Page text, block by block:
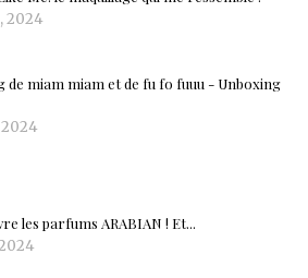
2024
de miam miam et de fu fo fuuu - Unboxing
les parfums ARABIAN ! Et...